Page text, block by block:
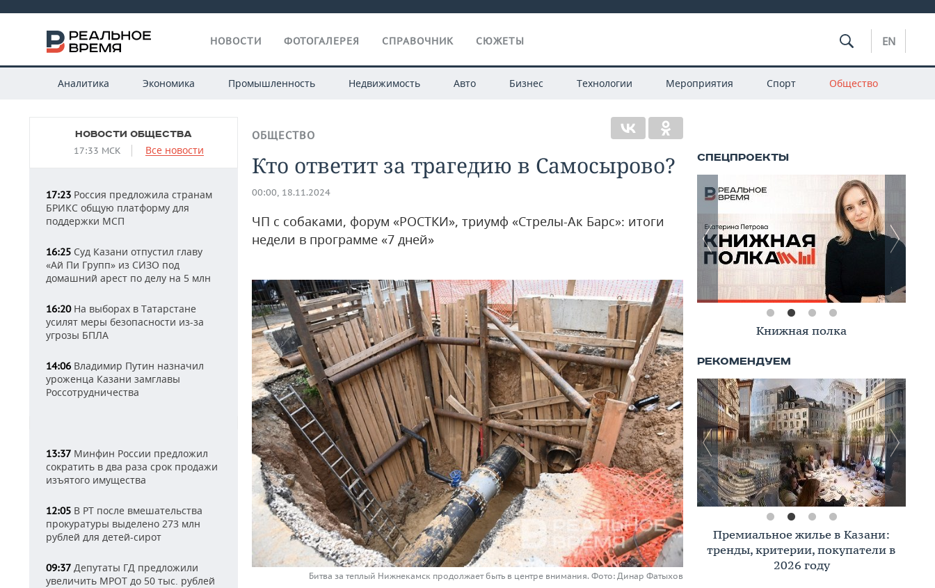
НОВОСТИ ФОТОГАЛЕРЕЯ СПРАВОЧНИК СЮЖЕТЫ EN
Аналитика Экономика Промышленность Недвижимость Авто Бизнес Технологии Мероприятия Спорт Общество
НОВОСТИ ОБЩЕСТВА
17:33 МСК Все новости
17:23 Россия предложила странам
БРИКС общую платформу для
поддержки МСП
16:25 Суд Казани отпустил главу
«Ай Пи Групп» из СИЗО под
домашний арест по делу на 5 млн
16:20На выборах в Татарстане
усилят меры безопасности из-за
угрозы БПЛА
14:06 Владимир Путин назначил
уроженца Казани замглавы
Россотрудничества
13:37 Минфин России предложил
сократить в два раза срок продажи
изъятого имущества
12:05 В РТ после вмешательства
прокуратуры выделено 273 млн
рублей для детей-сирот
09:37 Депутаты ГД предложили
увеличить МРОТ до 50 тыс. рублей
ОБЩЕСТВО
Кто ответит за трагедию в Самосырово?
00:00, 18.11.2024
ЧП с собаками, форум «РОСТКИ», триумф «Стрелы-Ак Барс»: итоги
недели в программе «7 дней»
Битва за теплый Нижнекамск продолжает быть в центре внимания. Фото: Динар Фатыхов
Книжная полка
Премиальное жилье в Казани:
тренды, критерии, покупатели в
2026 году